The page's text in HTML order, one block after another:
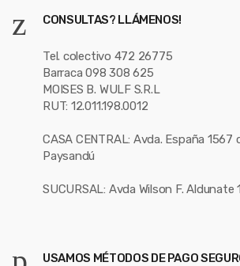
CONSULTAS? LLÁMENOS!
Tel. colectivo 472 26775
Barraca 098 308 625
MOISES B. WULF S.R.L
RUT: 12.011.198.0012
CASA CENTRAL: Avda. España 1567
Paysandú
SUCURSAL: Avda Wilson F. Aldunate
USAMOS MÉTODOS DE PAGO